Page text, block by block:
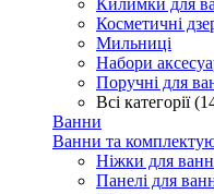
Килимки для
Косметичні
Мильниці
Набори
Поручні для
Всі категорії
Ванни
Ванни та
Ніжки для ванн
Панелі для